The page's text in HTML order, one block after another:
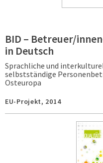
BID – Betreuer/
in Deutsch
Sprachliche und
selbstständige
Osteuropa
EU-Projekt, 2014